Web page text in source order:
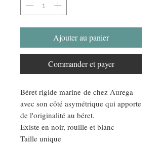
Ajouter au panier
Commander et payer
Béret rigide marine de chez Aurega
avec son côté asymétrique qui apporte
de l'originalité au béret.
Existe en noir, rouille et blanc
Taille unique